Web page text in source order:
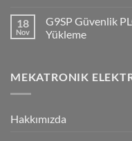
NPN/PNP
Giriş
Bağlantılar
on
Flying
Trigger
Inspection
With
18
Nov
G9SP Güvenlik
Yükleme
G9SP
Güvenlik
Sürücüsü
MEKATRONIK
Hakkımızda